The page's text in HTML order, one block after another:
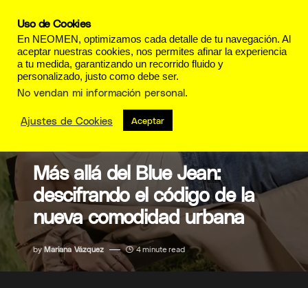
Más allá del Blue Jean:
descifrando el código de la
nueva comodidad urbana
by Mariana Vázquez 4 minute read
Uso de Cookies
En NEOMEN, optimizamos cada detalle de tu navegación. Al
aceptar nuestras cookies, nos permites afinar la experiencia
a tu medida, garantizando un recorrido fluido y
personalizado, justo como debe ser.
No vendan mi información personal.
Ajustes de Cookies Aceptar